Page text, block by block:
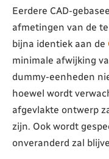
Eerdere CAD-
afmetingen van de
bijna identiek aan de
minimale afwijking
dummy-eenheden
hoewel wordt
afgevlakte ontwerp
zijn. Ook wordt
onveranderd zal